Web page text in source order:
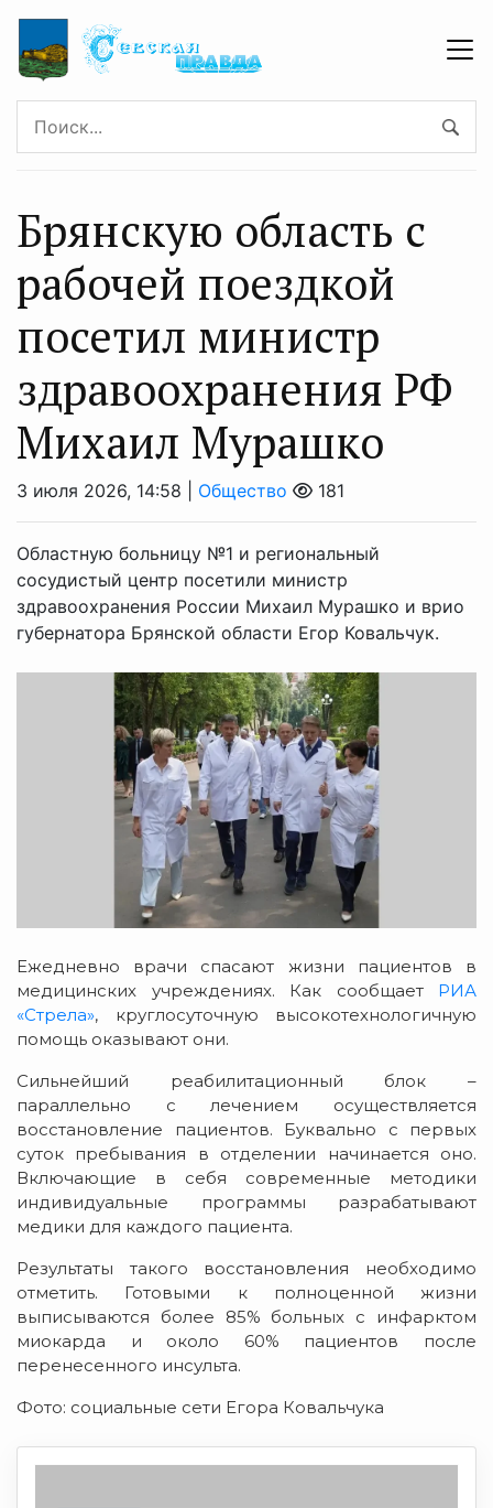
Брянскую область с
рабочей поездкой
посетил министр
здравоохранения РФ
Михаил Мурашко
3 июля 2026, 14:58 | Общество 181
Областную больницу №1 и региональный
сосудистый центр посетили министр
здравоохранения России Михаил Мурашко и врио
губернатора Брянской области Егор Ковальчук.
Ежедневно врачи спасают жизни пациентов в
медицинских учреждениях. Как сообщает РИА
«Стрела», круглосуточную высокотехнологичную
помощь оказывают они.
Сильнейший реабилитационный блок –
параллельно с лечением осуществляется
восстановление пациентов. Буквально с первых
суток пребывания в отделении начинается оно.
Включающие в себя современные методики
индивидуальные программы разрабатывают
медики для каждого пациента.
Результаты такого восстановления необходимо
отметить. Готовыми к полноценной жизни
выписываются более 85% больных с инфарктом
миокарда и около 60% пациентов после
перенесенного инсульта.
Фото: социальные сети Егора Ковальчука